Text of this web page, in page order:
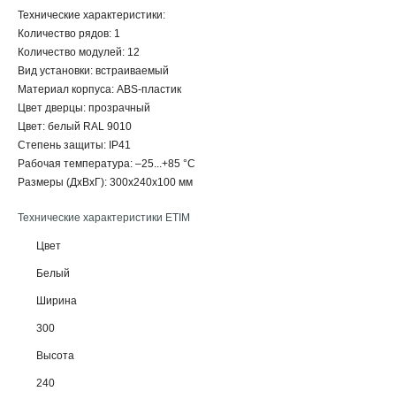
Технические характеристики:
Количество рядов: 1
Количество модулей: 12
Вид установки: встраиваемый
Материал корпуса: ABS-пластик
Цвет дверцы: прозрачный
Цвет: белый RAL 9010
Степень защиты: IP41
Рабочая температура: –25...+85 °С
Размеры (ДхВхГ): 300х240х100 мм
Технические характеристики ETIM
Цвет
Белый
Ширина
300
Высота
240